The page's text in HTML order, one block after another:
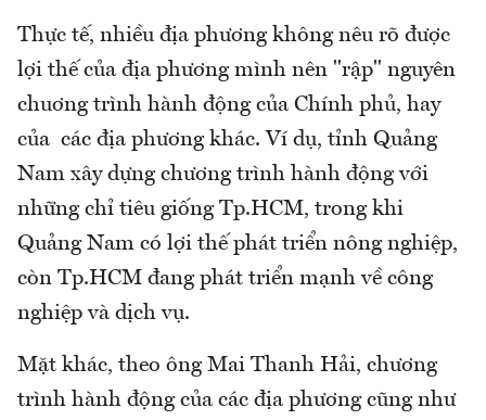
Thực tế, nhiều địa phương không nêu rõ được
lợi thế của địa phương mình nên "rập" nguyên
chuơng trình hành động của Chính phủ, hay
của các địa phương khác. Ví dụ, tỉnh Quảng
Nam xây dựng chương trình hành động với
những chỉ tiêu giống Tp.HCM, trong khi
Quảng Nam có lợi thế phát triển nông nghiệp,
còn Tp.HCM đang phát triển mạnh về công
nghiệp và dịch vụ.
Mặt khác, theo ông Mai Thanh Hải, chương
trình hành động của các địa phương cũng như